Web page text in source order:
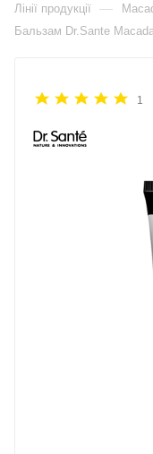
Лінії продукції —
Бальзам Dr.Sante
1